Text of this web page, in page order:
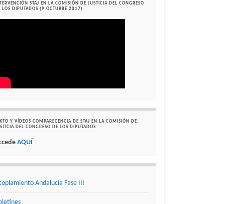
STAJ EN LA COMISIÓN DE JUSTICIA DEL CONGRESO
LOS DIPUTADOS (9 OCTUBRE 2017)
Y VÍDEOS COMPARECENCIA DE STAJ EN LA COMISIÓN DE
DEL CONGRESO DE LOS DIPUTADOS
AQUÍ
Andalucía Fase III